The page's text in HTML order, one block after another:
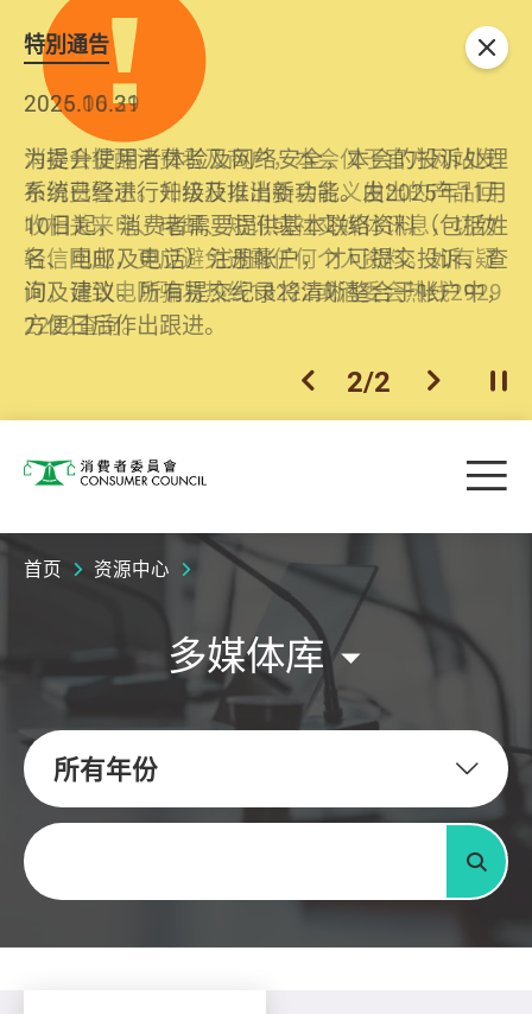
特別通告
2026.06.29
消委会提醒消费者及商户，本会仅于官方网站发
布消费警示。如接获以消委会名义发出的产品回
收相关来电、电邮、短讯或社交媒体讯息，切勿
轻信回应，更应避免透露任何个人资料。如有疑
问，请致电防骗易热线18222或消委会热线2929
2222查询。
2025.10.31
为提升使用者体验及网络安全，本会的投诉处理
系统已经进行升级及推出新功能。由2025年11月
10日起，消费者需要提供基本联络资料（包括姓
名、电邮及电话）注册帐户，才可提交投诉、查
询及建议。所有提交纪录将清晰整合于帐户中，
方便日后作出跟进。
上一个
2/2 下一个开
关闭
消费者委员会 目
首页 资源中心
多媒体库
所有年份
关键字
搜寻